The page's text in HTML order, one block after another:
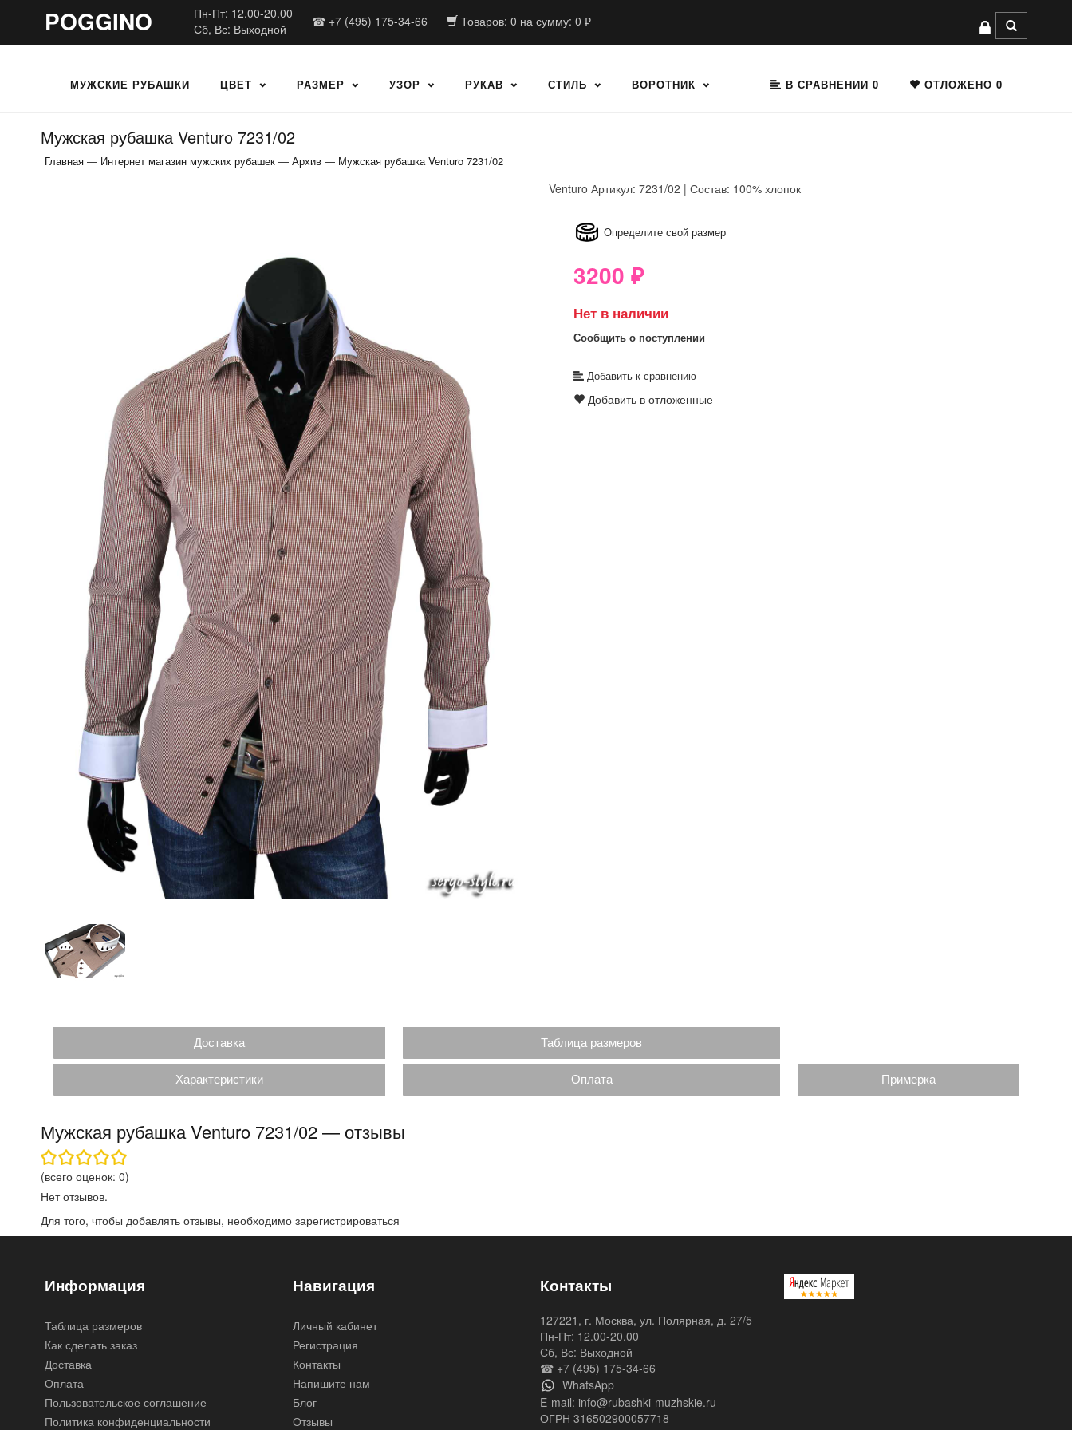
POGGINO
Пн-Пт: 12.00-20.00
Сб, Вс: Выходной
☎ +7 (495) 175-34-66 Товаров: 0 на сумму: 0 ₽
МУЖСКИЕ РУБАШКИ ЦВЕТ РАЗМЕР УЗОР РУКАВ СТИЛЬ ВОРОТНИК В СРАВНЕНИИ 0 ОТЛОЖЕНО 0
Мужская рубашка Venturo 7231/02
Главная — Интернет магазин мужских рубашек — Архив — Мужская рубашка Venturo 7231/02
Venturo Артикул: 7231/02 | Состав: 100% хлопок
Определите свой размер
3200 ₽
Нет в наличии
Сообщить о поступлении
Добавить к сравнению
Добавить в отложенные
Доставка Таблица размеров
Характеристики Оплата Примерка
Мужская рубашка Venturo 7231/02 — отзывы
(всего оценок: 0)
Нет отзывов.
Для того, чтобы добавлять отзывы, необходимо зарегистрироваться
Информация
Таблица размеров
Как сделать заказ
Доставка
Оплата
Пользовательское соглашение
Политика конфиденциальности
Навигация
Личный кабинет
Регистрация
Контакты
Напишите нам
Блог
Отзывы
Контакты
127221, г. Москва, ул. Полярная, д. 27/5
Пн-Пт: 12.00-20.00
Сб, Вс: Выходной
☎ +7 (495) 175-34-66
WhatsApp
E-mail: info@rubashki-muzhskie.ru
ОГРН 316502900057718